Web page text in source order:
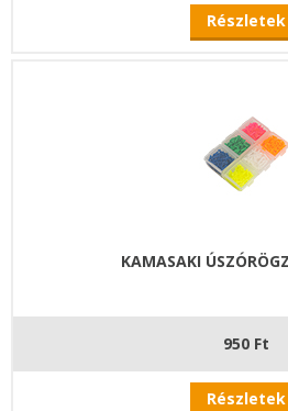
Részletek
KAMASAKI
950 Ft
Részletek